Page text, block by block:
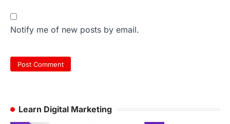
Notify me of new posts by email.
Learn Digital Marketing